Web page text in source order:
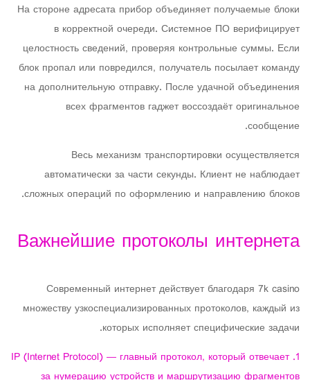
На стороне адресата прибор объединяет получаемые блоки
в корректной очереди. Системное ПО верифицирует
целостность сведений, проверяя контрольные суммы. Если
блок пропал или повредился, получатель посылает команду
на дополнительную отправку. После удачной объединения
всех фрагментов гаджет воссоздаёт оригинальное
сообщение.
Весь механизм транспортировки осуществляется
автоматически за части секунды. Клиент не наблюдает
сложных операций по оформлению и направлению блоков.
Важнейшие протоколы интернета
Современный интернет действует благодаря 7k casino
множеству узкоспециализированных протоколов, каждый из
которых исполняет специфические задачи.
IP (Internet Protocol) — главный протокол, который отвечает